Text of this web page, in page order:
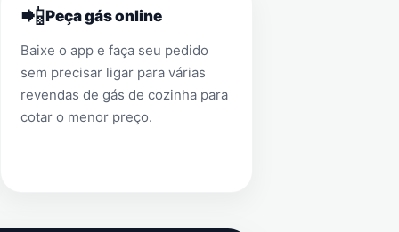
📲Peça gás online
Baixe o app e faça seu pedido
sem precisar ligar para várias
revendas de gás de cozinha para
cotar o menor preço.